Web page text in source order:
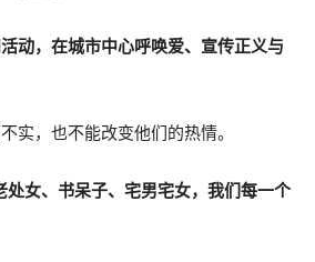
动，在城市中心呼唤爱、宣传正义与
实，也不能改变他们的热情。
处女、书呆子、宅男宅女，我们每一个